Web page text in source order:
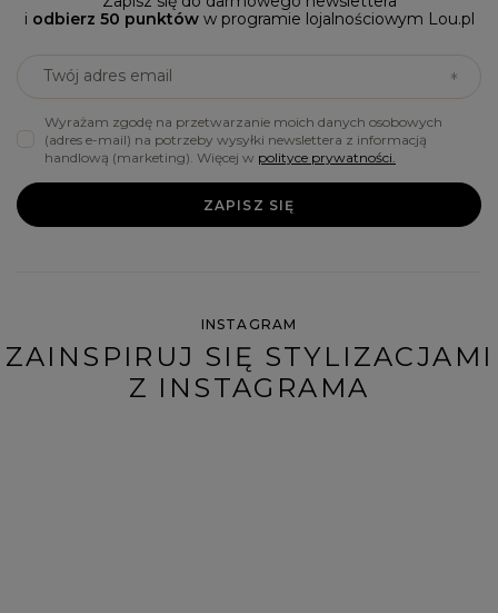
i odbierz 50 punktóww programie lojalnościowym Lou.pl
Twój adres email
Wyrażam zgodę na przetwarzanie moich danych osobowych
(adres e-mail) na potrzeby wysyłki newslettera z informacją
handlową (marketing). Więcej w polityce prywatności.
ZAPISZ SIĘ
INSTAGRAM
ZAINSPIRUJ SIĘ STYLIZACJAMI
Z INSTAGRAMA